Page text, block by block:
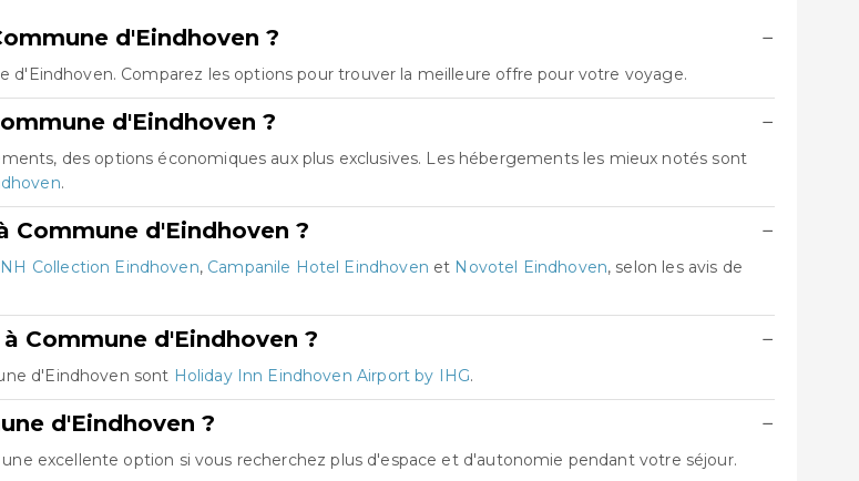
d'Eindhoven ? −
Comparez les options pour trouver la meilleure offre pour votre voyage.
d'Eindhoven ? −
des options économiques aux plus exclusives. Les hébergements les mieux notés sont
.
Commune d'Eindhoven ? −
NH Collection Eindhoven, Campanile Hotel Eindhoven et Novotel Eindhoven, selon les avis de
Commune d'Eindhoven ? −
d'Eindhoven sont Holiday Inn Eindhoven Airport by IHG.
d'Eindhoven ? −
excellente option si vous recherchez plus d'espace et d'autonomie pendant votre séjour.